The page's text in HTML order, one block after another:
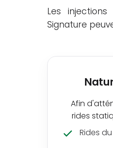
Les
Signature
Afin
rides
Rides